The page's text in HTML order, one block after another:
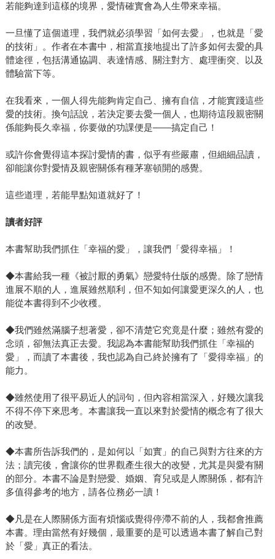
若能夠達到這樣的境界，愛情確實會為人生帶來幸福。
一旦懂了這個道理，我們就必須學習「如何去愛」，也就是「愛
的技術」。作者在本書中，相當直接地提出了許多如何去愛的具
體途徑，包括溝通協調、表達情感、關注對方、處理衝突、以及
體驗當下等。
在我看來，一個人得先能夠肯定自己、擁有自信，才能實踐這些
愛的技術。換句話說，若決定要去愛一個人，也期待這段親密關
係能夠長久幸福，你要做的功課便是——搞定自己！
或許你會覺得這本探討愛情的書，似乎有些嚴肅，但細細品讀，
卻能讓你對愛情及親密關係有種茅塞頓開的感覺。
這些道理，若能早點知道就好了！
讀者好評
本書幫助我們抓住「幸福的愛」，讓我們「愛得幸福」！
◆本書給我一種《被討厭的勇氣》戀愛特仕版的感覺。除了戀情
進展不順的人，進展雖然順利，但不知如何讓愛更深久的人，也
能從本書得到不少收穫。
◆我們雖然滿腦子想著愛，卻不清楚它究竟是什麼；雖然有愛的
念頭，卻無法真正去愛。我認為本書能幫助我們抓住「幸福的
愛」，而讀了本書後，我也認為自己終於擁有了「愛得幸福」的
能力。
◆雖然使用了很平易近人的詞句，但內容相當深入，好幾次讓我
不得不停下來思考。本書讓我一直以來對於愛情的概念有了很大
的改變。
◆本書所告訴我們的，是如何以「如實」的自己與對方往來的方
法；讀完後，會讓你的世界觀產生很大的改變，尤其是與愛有關
的部分。本書不論是對戀愛、婚姻、育兒或是人際關係，都有許
多值得參考的地方，請各位務必一讀！
◆凡是在人際關係方面有煩惱或覺得停滯不前的人，我都會推薦
本書。理由當然有好幾個，最重要的是可以透過本書了解自己對
於「愛」真正的看法。